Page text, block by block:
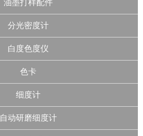
油墨打样配件
分光密度计
白度色度仪
色卡
细度计
自动研磨细度计